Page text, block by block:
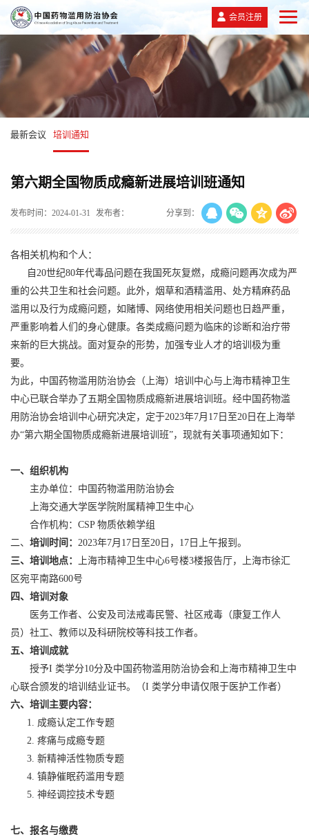
会员注册
最新会议 培训通知
第六期全国物质成瘾新进展培训班通知
发布时间：2024-01-31 发布者： 分享到：
各相关机构和个人：
自20世纪80年代毒品问题在我国死灰复燃，成瘾问题再次成为严
重的公共卫生和社会问题。此外，烟草和酒精滥用、处方精麻药品
滥用以及行为成瘾问题，如赌博、网络使用相关问题也日趋严重，
严重影响着人们的身心健康。各类成瘾问题为临床的诊断和治疗带
来新的巨大挑战。面对复杂的形势，加强专业人才的培训极为重
要。
为此，中国药物滥用防治协会（上海）培训中心与上海市精神卫生
中心已联合举办了五期全国物质成瘾新进展培训班。经中国药物滥
用防治协会培训中心研究决定，定于2023年7月17日至20日在上海举
办“第六期全国物质成瘾新进展培训班”，现就有关事项通知如下：
一、组织机构
主办单位：中国药物滥用防治协会
上海交通大学医学院附属精神卫生中心
合作机构：CSP 物质依赖学组
二、 培训时间 ： 2023年7月17日至20日，17日上午报到。
三、培训地点：
上海市精神卫生中心6号楼3楼报告厅，上海市徐汇
区宛平南路600号
四、培训对象
医务工作者、公安及司法戒毒民警、社区戒毒（康复工作人
员）社工、教师以及科研院校等科技工作者。
五、培训成就
授予I 类学分10分及中国药物滥用防治协会和上海市精神卫生中
心联合颁发的培训结业证书。（I 类学分申请仅限于医护工作者）
六、培训主要内容：
1. 成瘾认定工作专题
2. 疼痛与成瘾专题
3. 新精神活性物质专题
4. 镇静催眠药滥用专题
5. 神经调控技术专题
七、 报名与缴费